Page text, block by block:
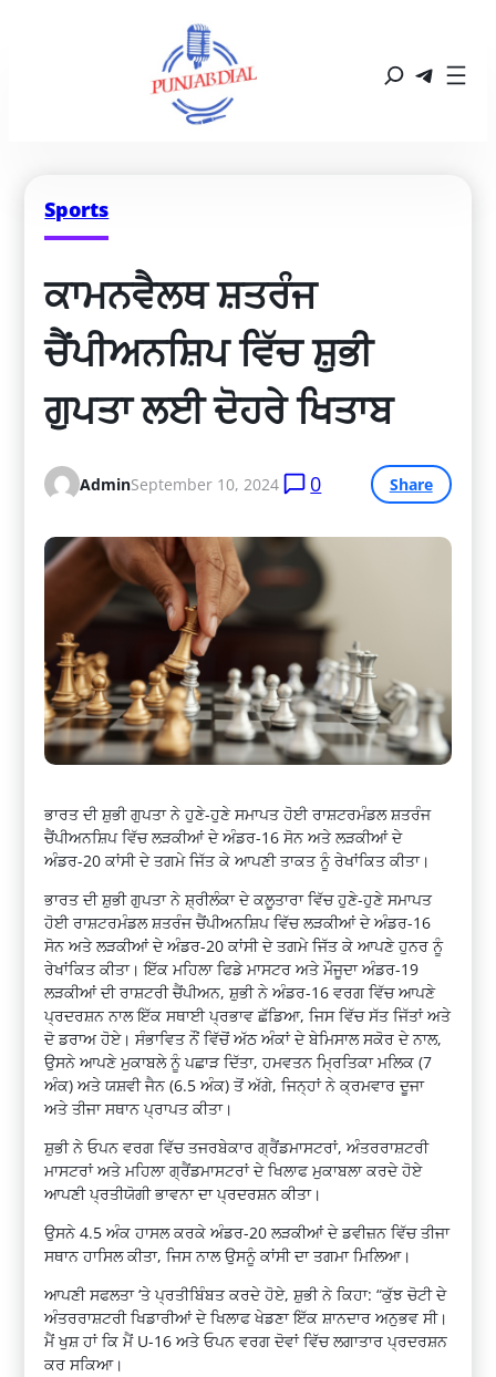
Sports
ਕਾਮਨਵੈਲਥ ਸ਼ਤਰੰਜ
ਚੈਂਪੀਅਨਸ਼ਿਪ ਵਿੱਚ ਸ਼ੁਭੀ
ਗੁਪਤਾ ਲਈ ਦੋਹਰੇ ਖਿਤਾਬ
AdminSeptember 10, 2024 0 Share
ਭਾਰਤ ਦੀ ਸ਼ੁਭੀ ਗੁਪਤਾ ਨੇ ਹੁਣੇ-ਹੁਣੇ ਸਮਾਪਤ ਹੋਈ ਰਾਸ਼ਟਰਮੰਡਲ ਸ਼ਤਰੰਜ
ਚੈਂਪੀਅਨਸ਼ਿਪ ਵਿੱਚ ਲੜਕੀਆਂ ਦੇ ਅੰਡਰ-16 ਸੋਨ ਅਤੇ ਲੜਕੀਆਂ ਦੇ
ਅੰਡਰ-20 ਕਾਂਸੀ ਦੇ ਤਗਮੇ ਜਿੱਤ ਕੇ ਆਪਣੀ ਤਾਕਤ ਨੂੰ ਰੇਖਾਂਕਿਤ ਕੀਤਾ।
ਭਾਰਤ ਦੀ ਸ਼ੁਭੀ ਗੁਪਤਾ ਨੇ ਸ਼੍ਰੀਲੰਕਾ ਦੇ ਕਲੂਤਾਰਾ ਵਿੱਚ ਹੁਣੇ-ਹੁਣੇ ਸਮਾਪਤ
ਹੋਈ ਰਾਸ਼ਟਰਮੰਡਲ ਸ਼ਤਰੰਜ ਚੈਂਪੀਅਨਸ਼ਿਪ ਵਿੱਚ ਲੜਕੀਆਂ ਦੇ ਅੰਡਰ-16
ਸੋਨ ਅਤੇ ਲੜਕੀਆਂ ਦੇ ਅੰਡਰ-20 ਕਾਂਸੀ ਦੇ ਤਗਮੇ ਜਿੱਤ ਕੇ ਆਪਣੇ ਹੁਨਰ ਨੂੰ
ਰੇਖਾਂਕਿਤ ਕੀਤਾ। ਇੱਕ ਮਹਿਲਾ ਫਿਡੇ ਮਾਸਟਰ ਅਤੇ ਮੌਜੂਦਾ ਅੰਡਰ-19
ਲੜਕੀਆਂ ਦੀ ਰਾਸ਼ਟਰੀ ਚੈਂਪੀਅਨ, ਸ਼ੁਭੀ ਨੇ ਅੰਡਰ-16 ਵਰਗ ਵਿੱਚ ਆਪਣੇ
ਪ੍ਰਦਰਸ਼ਨ ਨਾਲ ਇੱਕ ਸਥਾਈ ਪ੍ਰਭਾਵ ਛੱਡਿਆ, ਜਿਸ ਵਿੱਚ ਸੱਤ ਜਿੱਤਾਂ ਅਤੇ
ਦੋ ਡਰਾਅ ਹੋਏ। ਸੰਭਾਵਿਤ ਨੌਂ ਵਿੱਚੋਂ ਅੱਠ ਅੰਕਾਂ ਦੇ ਬੇਮਿਸਾਲ ਸਕੋਰ ਦੇ ਨਾਲ,
ਉਸਨੇ ਆਪਣੇ ਮੁਕਾਬਲੇ ਨੂੰ ਪਛਾੜ ਦਿੱਤਾ, ਹਮਵਤਨ ਮ੍ਰਿਤਿਕਾ ਮਲਿਕ (7
ਅੰਕ) ਅਤੇ ਯਸ਼ਵੀ ਜੈਨ (6.5 ਅੰਕ) ਤੋਂ ਅੱਗੇ, ਜਿਨ੍ਹਾਂ ਨੇ ਕ੍ਰਮਵਾਰ ਦੂਜਾ
ਅਤੇ ਤੀਜਾ ਸਥਾਨ ਪ੍ਰਾਪਤ ਕੀਤਾ।
ਸ਼ੁਭੀ ਨੇ ਓਪਨ ਵਰਗ ਵਿੱਚ ਤਜਰਬੇਕਾਰ ਗ੍ਰੈਂਡਮਾਸਟਰਾਂ, ਅੰਤਰਰਾਸ਼ਟਰੀ
ਮਾਸਟਰਾਂ ਅਤੇ ਮਹਿਲਾ ਗ੍ਰੈਂਡਮਾਸਟਰਾਂ ਦੇ ਖਿਲਾਫ ਮੁਕਾਬਲਾ ਕਰਦੇ ਹੋਏ
ਆਪਣੀ ਪ੍ਰਤੀਯੋਗੀ ਭਾਵਨਾ ਦਾ ਪ੍ਰਦਰਸ਼ਨ ਕੀਤਾ।
ਉਸਨੇ 4.5 ਅੰਕ ਹਾਸਲ ਕਰਕੇ ਅੰਡਰ-20 ਲੜਕੀਆਂ ਦੇ ਡਵੀਜ਼ਨ ਵਿੱਚ ਤੀਜਾ
ਸਥਾਨ ਹਾਸਿਲ ਕੀਤਾ, ਜਿਸ ਨਾਲ ਉਸਨੂੰ ਕਾਂਸੀ ਦਾ ਤਗਮਾ ਮਿਲਿਆ।
ਆਪਣੀ ਸਫਲਤਾ ‘ਤੇ ਪ੍ਰਤੀਬਿੰਬਤ ਕਰਦੇ ਹੋਏ, ਸ਼ੁਭੀ ਨੇ ਕਿਹਾ: “ਕੁੱਝ ਚੋਟੀ ਦੇ
ਅੰਤਰਰਾਸ਼ਟਰੀ ਖਿਡਾਰੀਆਂ ਦੇ ਖਿਲਾਫ ਖੇਡਣਾ ਇੱਕ ਸ਼ਾਨਦਾਰ ਅਨੁਭਵ ਸੀ।
ਮੈਂ ਖੁਸ਼ ਹਾਂ ਕਿ ਮੈਂ U-16 ਅਤੇ ਓਪਨ ਵਰਗ ਦੋਵਾਂ ਵਿੱਚ ਲਗਾਤਾਰ ਪ੍ਰਦਰਸ਼ਨ
ਕਰ ਸਕਿਆ।